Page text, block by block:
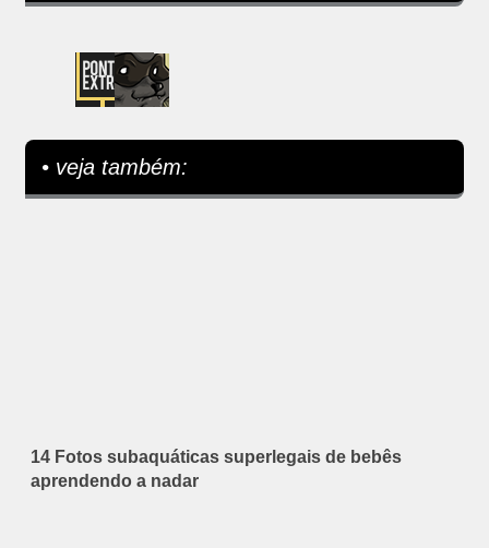
• veja também:
14 Fotos subaquáticas superlegais de bebês
aprendendo a nadar